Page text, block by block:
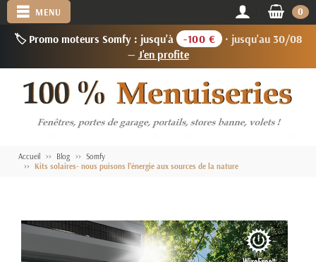
🏷️ Promo moteurs Somfy : jusqu'à -100 €
· jusqu'au 30/08
— J'en profite
MENU 0
Accueil Blog
Somfy
Kits solaires- nous puisons l’énergie aux sources de la nature